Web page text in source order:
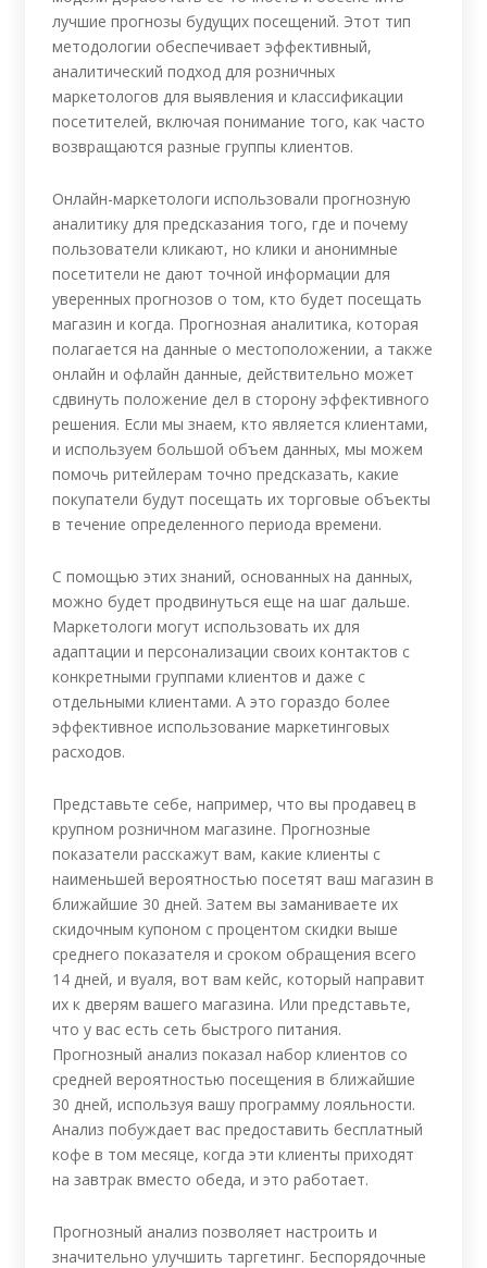
лучшие прогнозы будущих посещений. Этот тип
методологии обеспечивает эффективный,
аналитический подход для розничных
маркетологов для выявления и классификации
посетителей, включая понимание того, как часто
возвращаются разные группы клиентов.
Онлайн-маркетологи использовали прогнозную
аналитику для предсказания того, где и почему
пользователи кликают, но клики и анонимные
посетители не дают точной информации для
уверенных прогнозов о том, кто будет посещать
магазин и когда. Прогнозная аналитика, которая
полагается на данные о местоположении, а также
онлайн и офлайн данные, действительно может
сдвинуть положение дел в сторону эффективного
решения. Если мы знаем, кто является клиентами,
и используем большой объем данных, мы можем
помочь ритейлерам точно предсказать, какие
покупатели будут посещать их торговые объекты
в течение определенного периода времени.
С помощью этих знаний, основанных на данных,
можно будет продвинуться еще на шаг дальше.
Маркетологи могут использовать их для
адаптации и персонализации своих контактов с
конкретными группами клиентов и даже с
отдельными клиентами. А это гораздо более
эффективное использование маркетинговых
расходов.
Представьте себе, например, что вы продавец в
крупном розничном магазине. Прогнозные
показатели расскажут вам, какие клиенты с
наименьшей вероятностью посетят ваш магазин в
ближайшие 30 дней. Затем вы заманиваете их
скидочным купоном с процентом скидки выше
среднего показателя и сроком обращения всего
14 дней, и вуаля, вот вам кейс, который направит
их к дверям вашего магазина. Или представьте,
что у вас есть сеть быстрого питания.
Прогнозный анализ показал набор клиентов со
средней вероятностью посещения в ближайшие
30 дней, используя вашу программу лояльности.
Анализ побуждает вас предоставить бесплатный
кофе в том месяце, когда эти клиенты приходят
на завтрак вместо обеда, и это работает.
Прогнозный анализ позволяет настроить и
значительно улучшить таргетинг. Беспорядочные